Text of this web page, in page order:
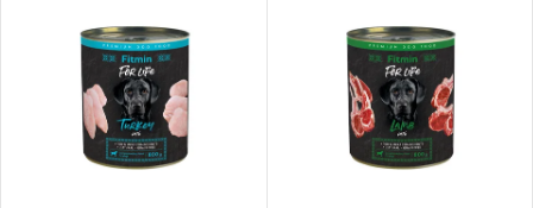
Najczęściej sprzedawane
Alfabetycznie